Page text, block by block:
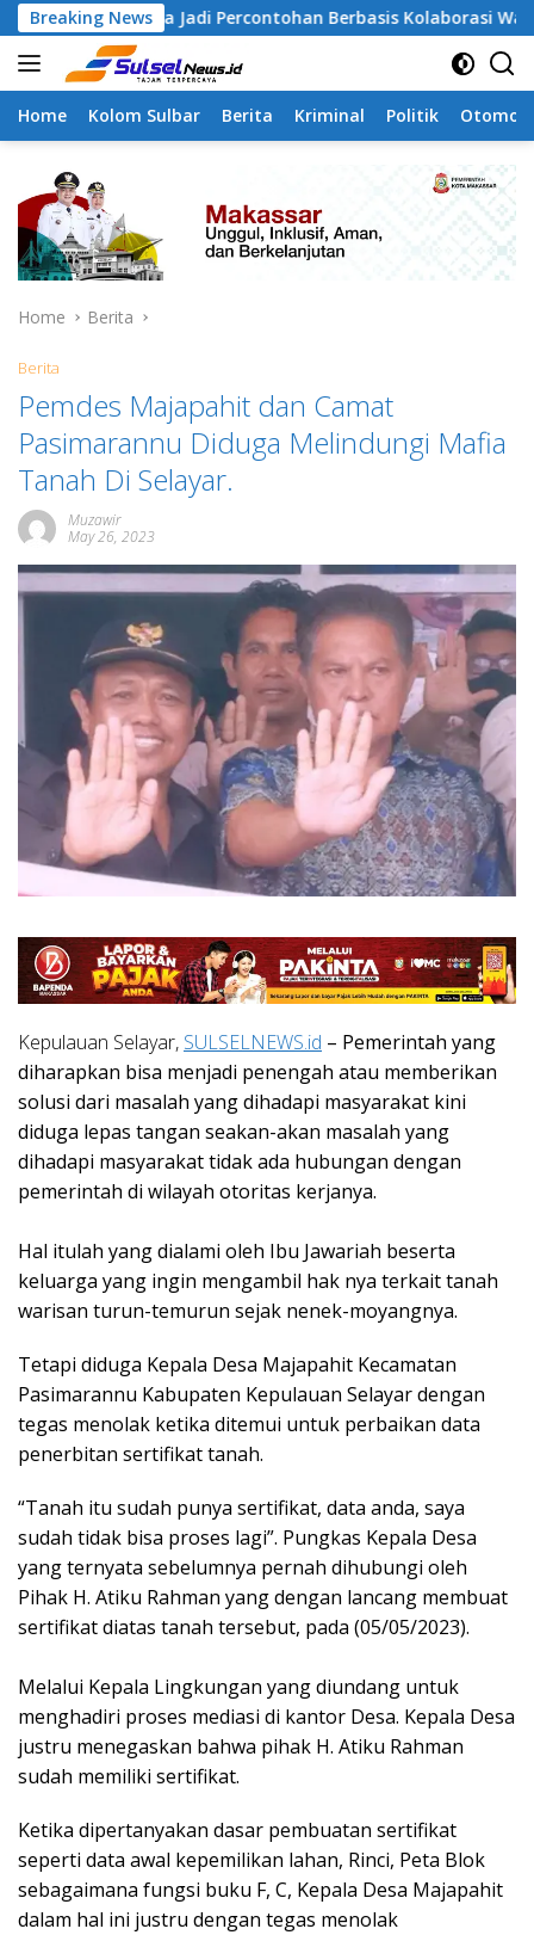
Skip
to
content
Breaking News
Jadi Percontohan Berbasis Kolaborasi Warga
Home Kolom Sulbar Berita Kriminal Politik
Home Berita
Berita
Pemdes Majapahit dan Camat
Pasimarannu Diduga Melindungi Mafia
Tanah Di Selayar.
Muzawir
May 26, 2023
Kepulauan Selayar, SULSELNEWS.id – Pemerintah yang
diharapkan bisa menjadi penengah atau memberikan
solusi dari masalah yang dihadapi masyarakat kini
diduga lepas tangan seakan-akan masalah yang
dihadapi masyarakat tidak ada hubungan dengan
pemerintah di wilayah otoritas kerjanya.
Hal itulah yang dialami oleh Ibu Jawariah beserta
keluarga yang ingin mengambil hak nya terkait tanah
warisan turun-temurun sejak nenek-moyangnya.
Tetapi diduga Kepala Desa Majapahit Kecamatan
Pasimarannu Kabupaten Kepulauan Selayar dengan
tegas menolak ketika ditemui untuk perbaikan data
penerbitan sertifikat tanah.
“Tanah itu sudah punya sertifikat, data anda, saya
sudah tidak bisa proses lagi”. Pungkas Kepala Desa
yang ternyata sebelumnya pernah dihubungi oleh
Pihak H. Atiku Rahman yang dengan lancang membuat
sertifikat diatas tanah tersebut, pada (05/05/2023).
Melalui Kepala Lingkungan yang diundang untuk
menghadiri proses mediasi di kantor Desa. Kepala Desa
justru menegaskan bahwa pihak H. Atiku Rahman
sudah memiliki sertifikat.
Ketika dipertanyakan dasar pembuatan sertifikat
seperti data awal kepemilikan lahan, Rinci, Peta Blok
sebagaimana fungsi buku F, C, Kepala Desa Majapahit
dalam hal ini justru dengan tegas menolak